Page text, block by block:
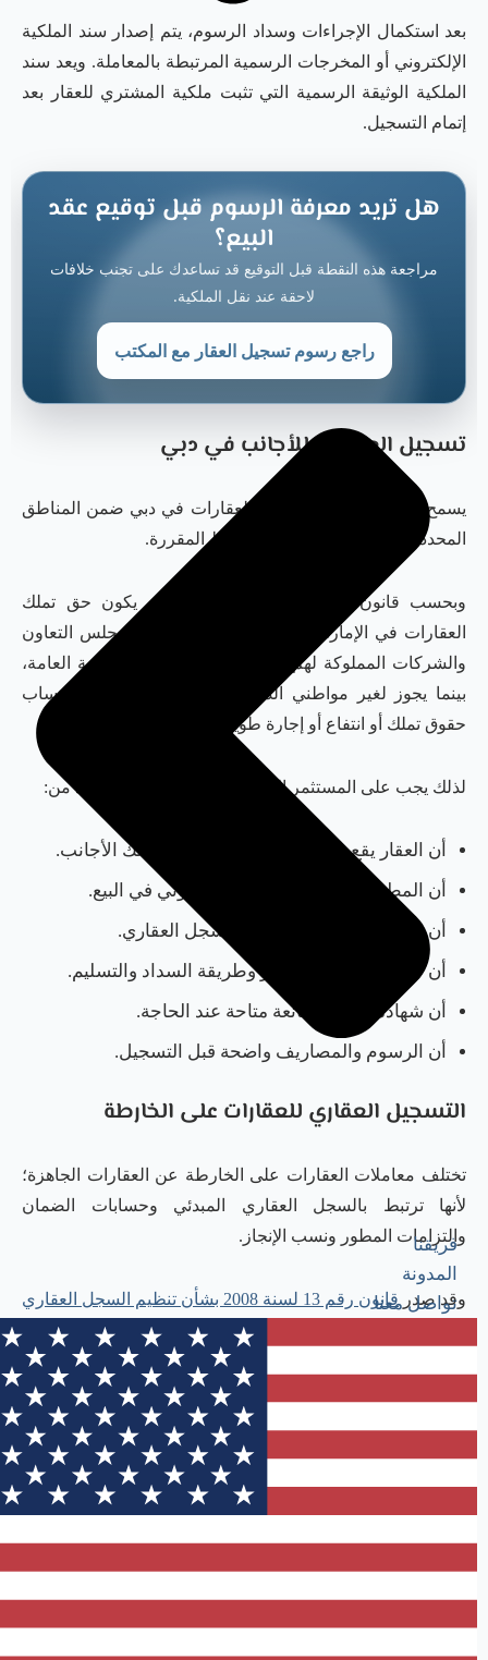
فريقنا
المدونة
تواصل معنا
بعد استكمال الإجراءات وسداد الرسوم، يتم إصدار سند الملكية
الإلكتروني أو المخرجات الرسمية المرتبطة بالمعاملة. ويعد سند
الملكية الوثيقة الرسمية التي تثبت ملكية المشتري للعقار بعد
إتمام التسجيل.
هل تريد معرفة الرسوم قبل توقيع عقد
البيع؟
مراجعة هذه النقطة قبل التوقيع قد تساعدك على تجنب خلافات
لاحقة عند نقل الملكية.
راجع رسوم تسجيل العقار مع المكتب
تسجيل العقارات للأجانب في دبي
يسمح للأجانب بتملك وتسجيل العقارات في دبي ضمن المناطق
المحددة للتملك الحر أو وفق الضوابط المقررة.
وبحسب قانون التسجيل العقاري في دبي، يكون حق تملك
العقارات في الإمارة للمواطنين ومواطني دول مجلس التعاون
والشركات المملوكة لهم بالكامل والشركات المساهمة العامة،
بينما يجوز لغير مواطني الدولة، بعد موافقة الحاكم، اكتساب
حقوق تملك أو انتفاع أو إجارة طويلة الأمد في مناطق محددة.
لذلك يجب على المستثمر الأجنبي قبل شراء العقار التأكد من:
أن العقار يقع ضمن منطقة يسمح فيها بتملك الأجانب.
أن المطور أو البائع يملك الحق القانوني في البيع.
أن بيانات العقار متطابقة مع السجل العقاري.
أن عقد البيع يوضح السعر وطريقة السداد والتسليم.
أن شهادة عدم الممانعة متاحة عند الحاجة.
أن الرسوم والمصاريف واضحة قبل التسجيل.
التسجيل العقاري للعقارات على الخارطة
تختلف معاملات العقارات على الخارطة عن العقارات الجاهزة؛
لأنها ترتبط بالسجل العقاري المبدئي وحسابات الضمان
والتزامات المطور ونسب الإنجاز.
وقد صدر قانون رقم 13 لسنة 2008 بشأن تنظيم السجل العقاري
المبدئي في إمارة دبي، وهو القانون الذي ينظم تسجيل
التصرفات المتعلقة بالعقارات غير المكتملة أو المباعة على
وتظهر أهمية السجل العقاري المبدئي في أنه:
يوثق حقوق المشتري قبل اكتمال العقار.
يربط التصرفات العقارية بقاعدة بيانات رسمية.